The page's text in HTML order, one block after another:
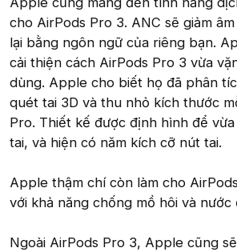
cho AirPods Pro 3. ANC sẽ giảm
lại bằng ngôn ngữ của riêng bạn.
cải thiện cách AirPods Pro 3 vừa
dùng. Apple cho biết họ đã phân
quét tai 3D và thu nhỏ kích thước
Pro. Thiết kế được định hình để
tai, và hiện có năm kích cỡ nút tai.
Apple thậm chí còn làm cho
với khả năng chống mồ hôi và nước
Ngoài AirPods Pro 3, Apple cũng